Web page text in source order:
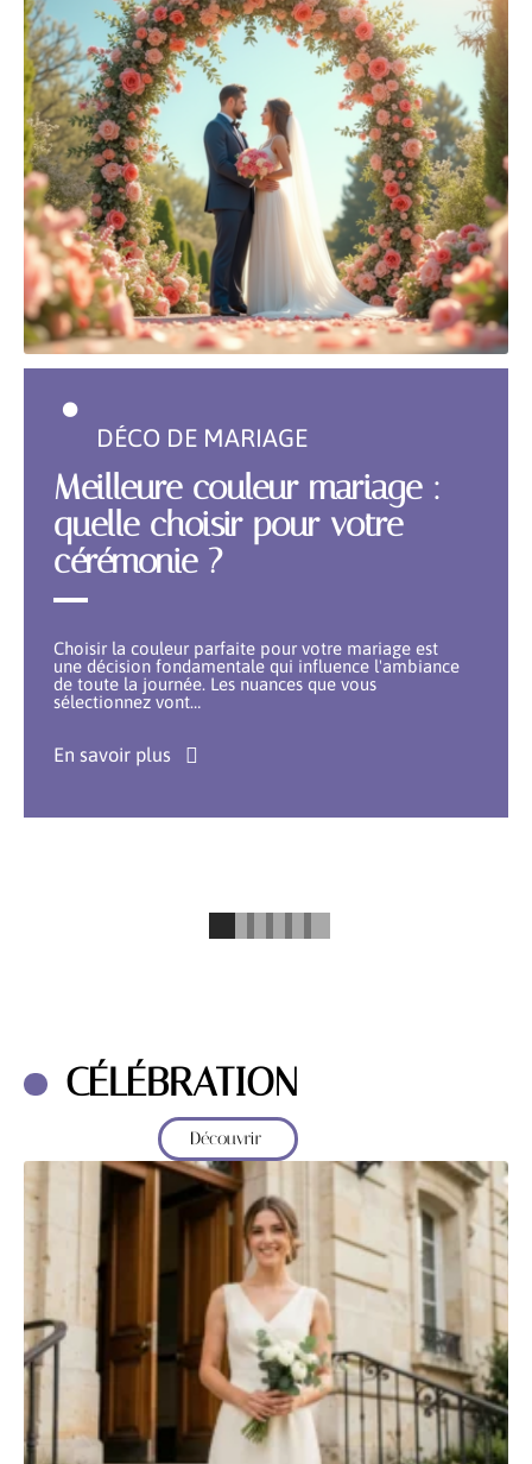
DÉCO DE MARIAGE
Meilleure couleur mariage :
quelle choisir pour votre
cérémonie ?
Choisir la couleur parfaite pour votre mariage est
une décision fondamentale qui influence l'ambiance
de toute la journée. Les nuances que vous
sélectionnez vont…
En savoir plus
CÉLÉBRATION
Découvrir